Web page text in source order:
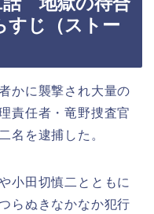
じ（ストー
かに襲撃され大量の
責任者・竜野捜査官
名を逮捕した。
小田切慎二とともに
らぬきなかなか犯行